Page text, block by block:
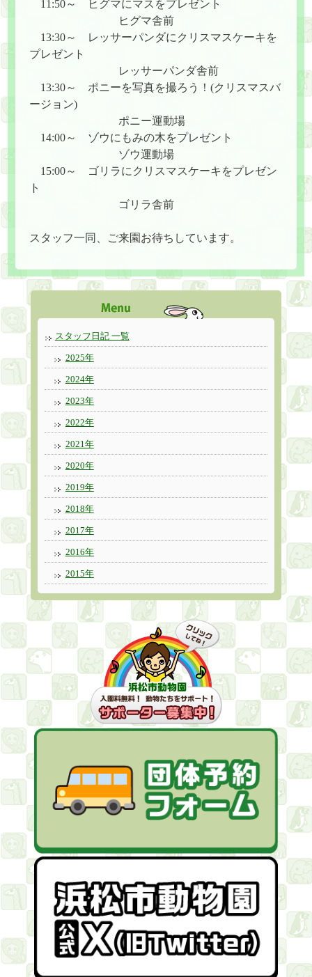
11:50～ ヒグマにマスをプレゼント
ヒグマ舎前
13:30～ レッサーパンダにクリスマスケーキを
プレゼント
レッサーパンダ舎前
13:30～ ポニーを写真を撮ろう！(クリスマスバ
ージョン)
ポニー運動場
14:00～ ゾウにもみの木をプレゼント
ゾウ運動場
15:00～ ゴリラにクリスマスケーキをプレゼン
ト
ゴリラ舎前
スタッフ一同、ご来園お待ちしています。
スタッフ日記 一覧
2025年
2024年
2023年
2022年
2021年
2020年
2019年
2018年
2017年
2016年
2015年